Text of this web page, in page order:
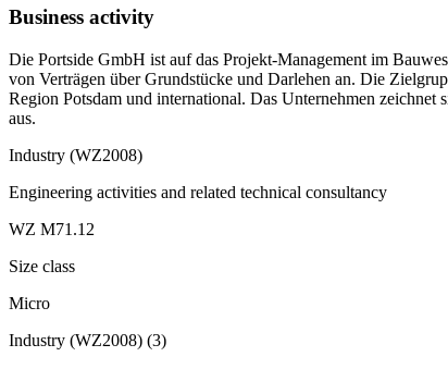
Business activity
Die Portside GmbH ist auf das Projekt-Management im
von Verträgen über Grundstücke und Darlehen an. Die
Region Potsdam und international. Das Unternehmen
aus.
Industry (WZ2008)
Engineering activities and related technical consultancy
WZ M71.12
Size class
Micro
Industry (WZ2008) (3)